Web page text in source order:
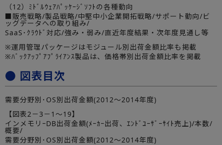
（12）ﾐﾄﾞﾙｳｪｱﾊﾟｯｹｰｼﾞｿﾌﾄの各種動向
■販売戦略/製品戦略/中堅中小企業開拓戦略/サポート動向/ビ
ッグデータへの取り組み/
SaaS･ｸﾗｳﾄﾞ対応/強み・弱み/直近年度結果・次年度見通し等
※運用管理パッケージはモジュール別出荷金額比率も掲載
※ﾊﾞｯｸｱｯﾌﾟｱﾌﾟﾗｲｱﾝｽ製品は、価格帯別出荷金額比率を掲載
● 図表目次
需要分野別･OS別出荷金額(2012～2014年度)
【図表2－3－1～19】
インメモリｰDB出荷金額(ﾒｰｶｰ出荷、ｴﾝﾄﾞﾕｰｻﾞｰｻｲﾄ売上)/本数/
概要/
需要分野別･OS別出荷金額(2012～2014年度)